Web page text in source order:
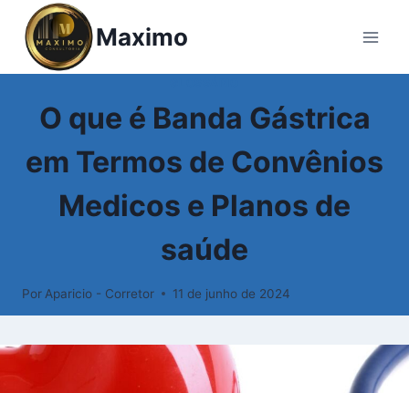
Pular
para
Maximo
O que é Banda Gástrica
em Termos de Convênios
Medicos e Planos de
saúde
Por Aparicio - Corretor 11 de junho de 2024